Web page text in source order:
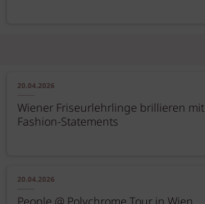
20.04.2026
Wiener Friseurlehrlinge brillieren mit
Fashion-Statements
20.04.2026